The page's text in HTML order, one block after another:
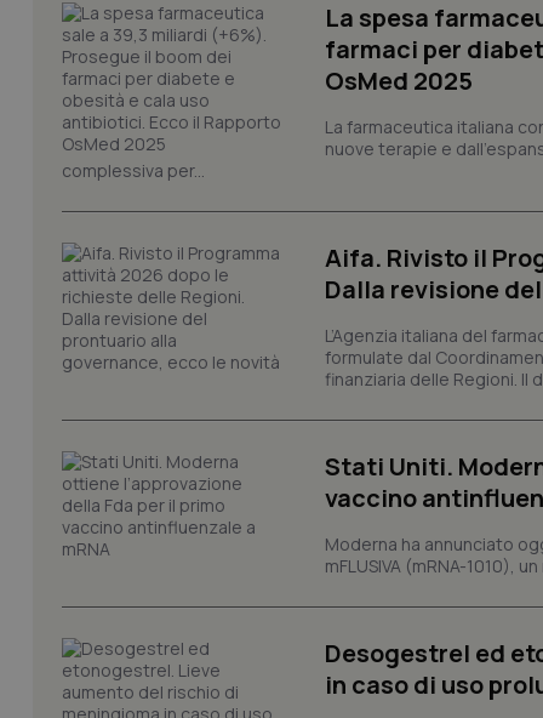
La spesa
farmaci per
OsMed 2025
La farmaceutica italiana
nuove terapie e
complessiva per...
Aifa. Rivisto il
Dalla revisione
L’Agenzia italiana del
formulate dal
finanziaria delle Regioni. Il
Stati Uniti.
vaccino
Moderna ha annunciato
mFLUSIVA (mRNA-1010),
Desogestrel ed
in caso di uso
I cookie necessari
e l'accesso alle
tracking-sites-
tracking-enable
_ga